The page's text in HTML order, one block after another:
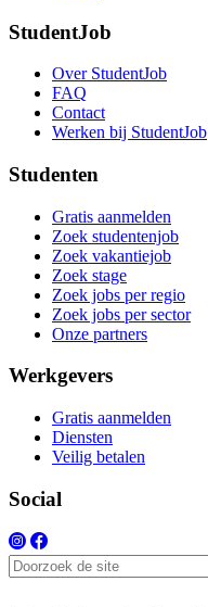
StudentJob
Over StudentJob
FAQ
Contact
Werken bij StudentJob
Studenten
Gratis aanmelden
Zoek studentenjob
Zoek vakantiejob
Zoek stage
Zoek jobs per regio
Zoek jobs per sector
Onze partners
Werkgevers
Gratis aanmelden
Diensten
Veilig betalen
Social